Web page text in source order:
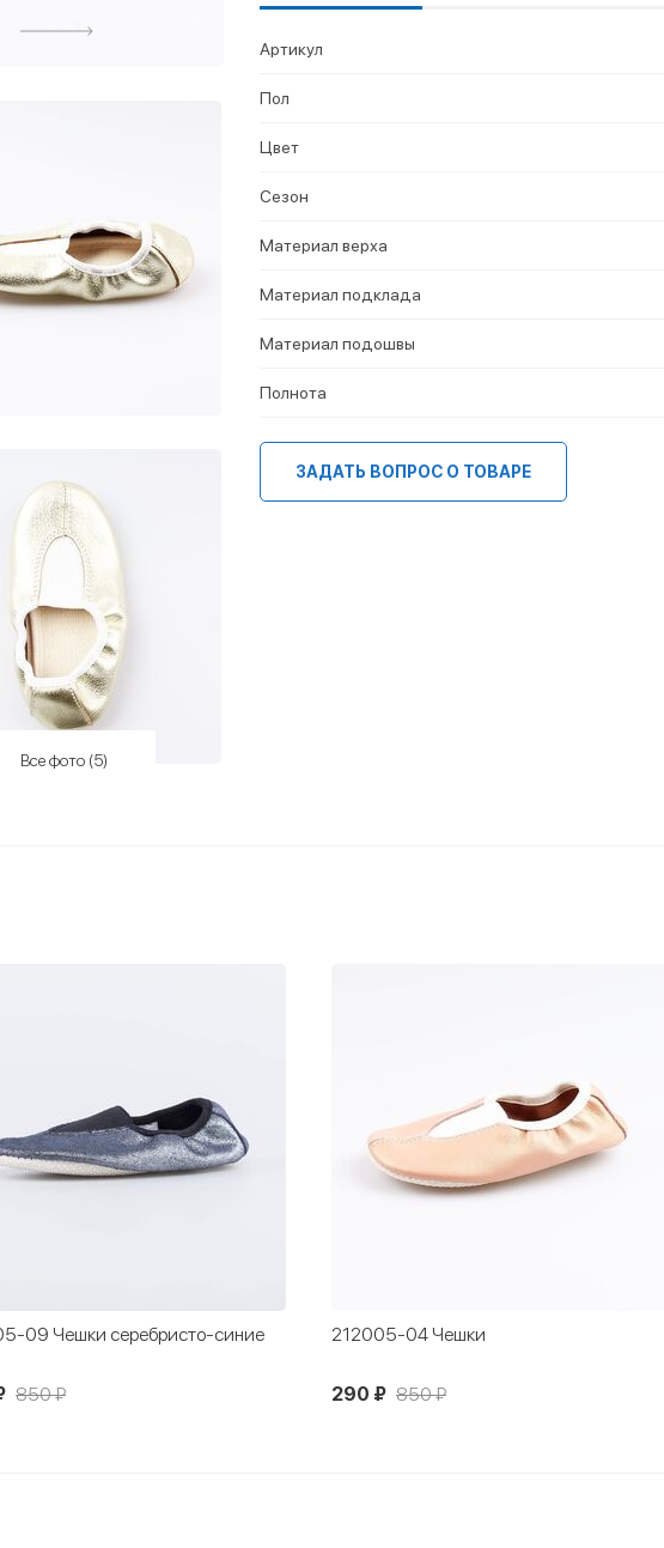
Все фото (5)
Артикул
Пол
Цвет
Сезон
Материал верха
Материал подклада
Материал подошвы
Полнота
ЗАДАТЬ ВОПРОС О ТОВАРЕ
04 Чешки
850 ₽
212003-06 Чешки
290 ₽ 850 ₽